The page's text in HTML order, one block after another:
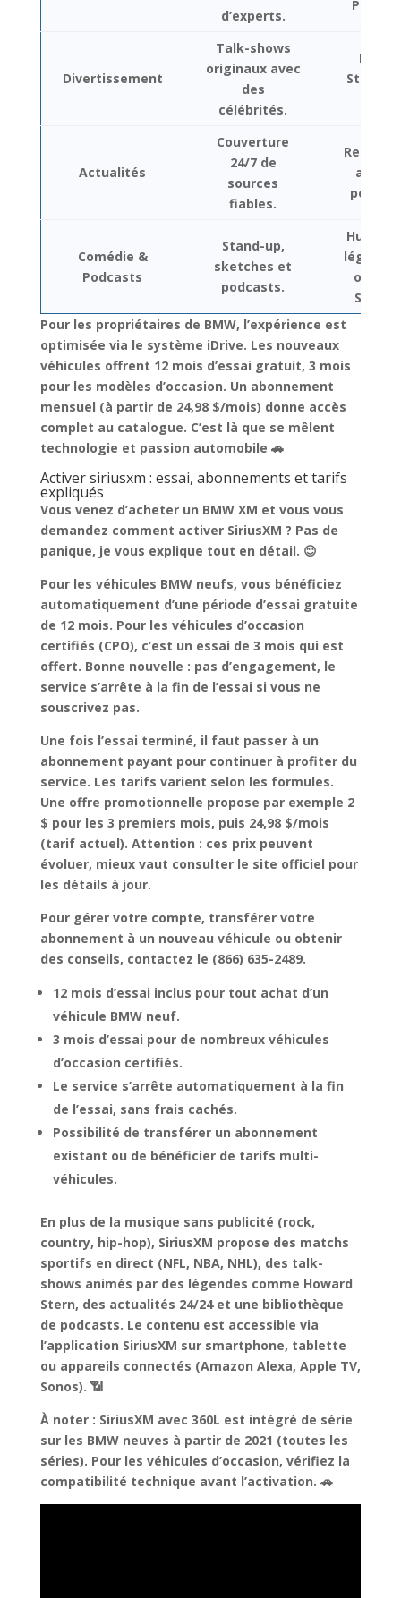
d’experts.
PGA
Divertissement
Talk-shows
originaux avec
des
célébrités.
Stern,
Actualités
Couverture
24/7 de
sources
fiables.
Comédie &
Podcasts
Stand-up,
sketches et
podcasts.
Pour les propriétaires de BMW, l’expérience est
optimisée via le système iDrive. Les nouveaux
véhicules offrent 12 mois d’essai gratuit, 3 mois
pour les modèles d’occasion. Un abonnement
mensuel (à partir de 24,98 $/mois) donne accès
complet au catalogue. C’est là que se mêlent
technologie et passion automobile 🚗
Activer siriusxm : essai, abonnements et tarifs
expliqués
Vous venez d’acheter un BMW XM et vous vous
demandez comment activer SiriusXM ? Pas de
panique, je vous explique tout en détail. 😊
Pour les véhicules BMW neufs, vous bénéficiez
automatiquement d’une période d’essai gratuite
de 12 mois. Pour les véhicules d’occasion
certifiés (CPO), c’est un essai de 3 mois qui est
offert. Bonne nouvelle : pas d’engagement, le
service s’arrête à la fin de l’essai si vous ne
souscrivez pas.
Une fois l’essai terminé, il faut passer à un
abonnement payant pour continuer à profiter du
service. Les tarifs varient selon les formules.
Une offre promotionnelle propose par exemple 2
$ pour les 3 premiers mois, puis 24,98 $/mois
(tarif actuel). Attention : ces prix peuvent
évoluer, mieux vaut consulter le site officiel pour
les détails à jour.
Pour gérer votre compte, transférer votre
abonnement à un nouveau véhicule ou obtenir
des conseils, contactez le (866) 635-2489.
12 mois d’essai inclus pour tout achat d’un
véhicule BMW neuf.
3 mois d’essai pour de nombreux véhicules
d’occasion certifiés.
Le service s’arrête automatiquement à la fin
de l’essai, sans frais cachés.
Possibilité de transférer un abonnement
existant ou de bénéficier de tarifs multi-
véhicules.
En plus de la musique sans publicité (rock,
country, hip-hop), SiriusXM propose des matchs
sportifs en direct (NFL, NBA, NHL), des talk-
shows animés par des légendes comme Howard
Stern, des actualités 24/24 et une bibliothèque
de podcasts. Le contenu est accessible via
l’application SiriusXM sur smartphone, tablette
ou appareils connectés (Amazon Alexa, Apple TV,
Sonos). 📶
À noter : SiriusXM avec 360L est intégré de série
sur les BMW neuves à partir de 2021 (toutes les
séries). Pour les véhicules d’occasion, vérifiez la
compatibilité technique avant l’activation. 🚗